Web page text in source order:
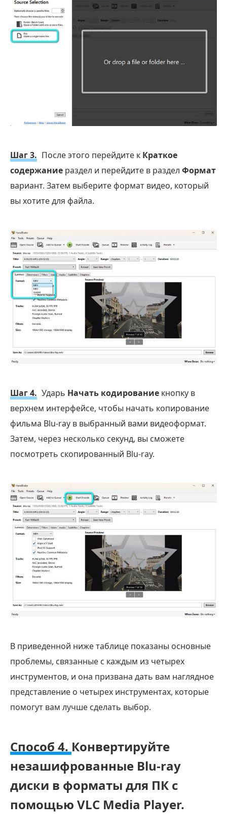
Шаг 3. После этого перейдите к Краткое
содержание раздел и перейдите в раздел Формат
вариант. Затем выберите формат видео, который
вы хотите для файла.
Шаг 4. Ударь Начать кодирование кнопку в
верхнем интерфейсе, чтобы начать копирование
фильма Blu-ray в выбранный вами видеоформат.
Затем, через несколько секунд, вы сможете
посмотреть скопированный Blu-ray.
В приведенной ниже таблице показаны основные
проблемы, связанные с каждым из четырех
инструментов, и она призвана дать вам наглядное
представление о четырех инструментах, которые
помогут вам лучше сделать выбор.
Способ 4. Конвертируйте
незашифрованные Blu-ray
диски в форматы для ПК с
помощью VLC Media Player.